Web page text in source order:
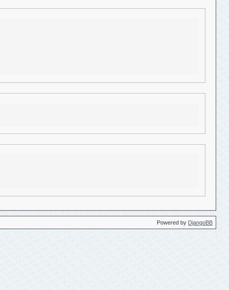
Powered by DjangoBB